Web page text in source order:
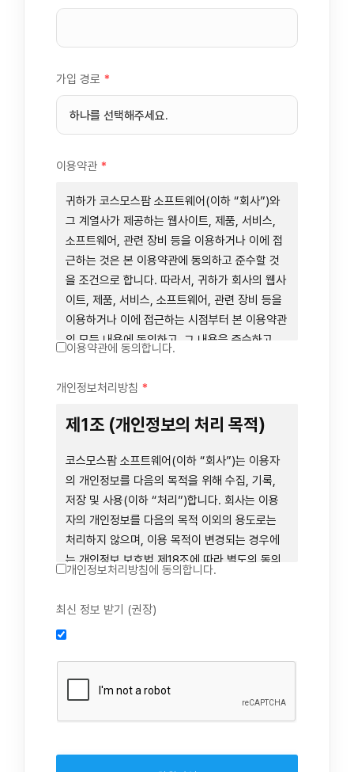
가입 경로 *
이용약관 *
귀하가 코스모스팜 소프트웨어(이하 “회사”)와
그 계열사가 제공하는 웹사이트, 제품, 서비스,
소프트웨어, 관련 장비 등을 이용하거나 이에 접
근하는 것은 본 이용약관에 동의하고 준수할 것
을 조건으로 합니다. 따라서, 귀하가 회사의 웹사
이트, 제품, 서비스, 소프트웨어, 관련 장비 등을
이용하거나 이에 접근하는 시점부터 본 이용약관
의 모든 내용에 동의하고, 그 내용을 준수하고,
귀하가 본 이용약관에 동의하지 않을 경우에는
련 장비 등을 이용하거나 이에 접근하는 행위를
즉시 중단하여야 합니다. 그러므로, 서비스 사용
전에 본 이용약관의 내용을 주의 깊게 읽으시기
바랍니다.
제1장 총칙
제1조 (목적)
웹사이트, 관련 소프트웨어 및 장비 등을 통하여
제공하는 "사이드톡" 서비스와 관련하여 회사와
사항을 규정함을 목적으로 합니다.
이용약관에 동의합니다.
개인정보처리방침 *
제1조 (개인정보의 처리 목적)
코스모스팜 소프트웨어(이하 “회사”)는 이용자
의 개인정보를 다음의 목적을 위해 수집, 기록,
저장 및 사용(이하 “처리”)합니다. 회사는 이용
자의 개인정보를 다음의 목적 이외의 용도로는
처리하지 않으며, 이용 목적이 변경되는 경우에
는 개인정보 보호법 제18조에 따라 별도의 동의
를 받는 등 법령상 필요한 조치를 이행합니다.
인 동의 진행, 이용자 및 법정대리인의 본인 확
인, 이용자 식별, 회원탈퇴 의사의 확인
2. 약관 위반 행위 등을 포함하여 서비스의 원활
한 운영에 지장을 주는 행위에 대한 방지 및 제
재, 계정도용 방지, 약관 개정 등의 고지사항 전
달, 분쟁조정을 위한 기록 보존, 민원처리 등 이
3. 서비스 이용기록과 접속 빈도 분석, 서비스 이
개인정보처리방침에 동의합니다.
최신 정보 받기 (권장)